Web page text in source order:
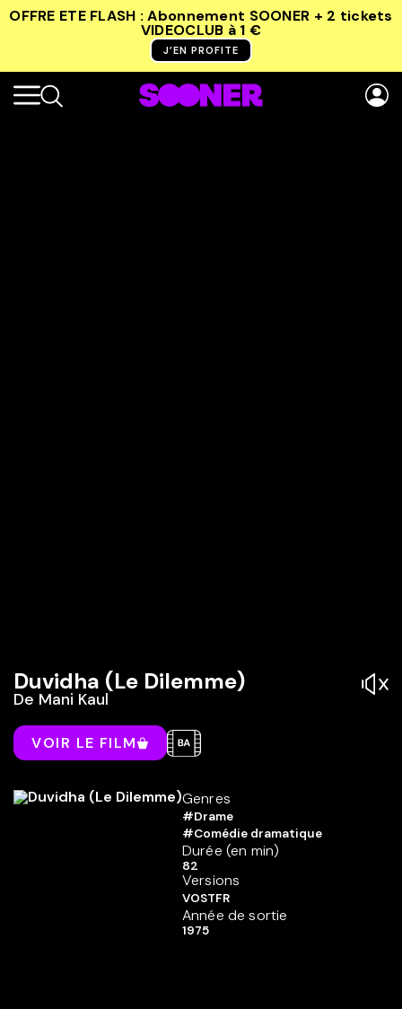
OFFRE ETE FLASH : Abonnement SOONER + 2 tickets
VIDEOCLUB à 1 €
J’EN PROFITE
Duvidha (Le Dilemme)
De Mani Kaul
VOIR LE FILM
Genres
#Drame
#Comédie dramatique
Durée (en min)
82
Versions
VOSTFR
Année de sortie
1975